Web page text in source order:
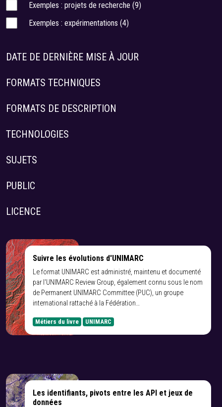
Exemples : projets de recherche (9)
Exemples : expérimentations (4)
DATE DE DERNIÈRE MISE À JOUR
FORMATS TECHNIQUES
FORMATS DE DESCRIPTION
TECHNOLOGIES
SUJETS
PUBLIC
LICENCE
Suivre les évolutions d'UNIMARC
Le format UNIMARC est administré, maintenu et documenté
par l'UNIMARC Review Group, également connu sous le nom
de Permanent UNIMARC Committee (PUC), un groupe
international rattaché à la Fédération…
Métiers du livre UNIMARC
Les identifiants, pivots entre les API et jeux de
données